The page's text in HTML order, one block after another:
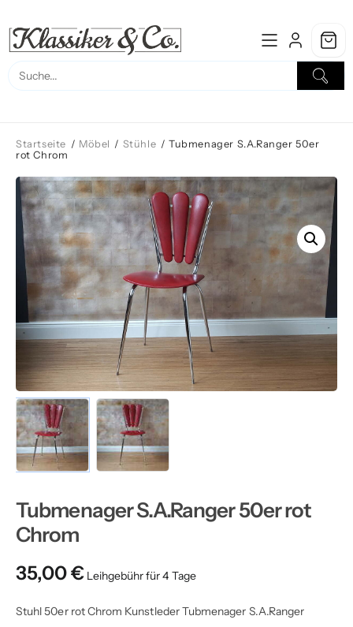
to
content
Startseite / Möbel / Stühle / Tubmenager S.A.Ranger 50er
rot Chrom
Tubmenager S.A.Ranger 50er rot
Chrom
35,00€
Stuhl 50er rot Chrom Kunstleder Tubmenager S.A.Ranger